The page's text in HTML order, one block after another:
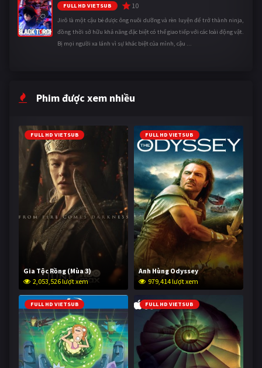
FULL HD VIETSUB 10
Jirô là một cậu bé được ông nuôi dưỡng và rèn luyện để trở thành ninja,
đồng thời sở hữu khả năng đặc biệt có thể giao tiếp với các loài động vật.
Bị mọi người xa lánh vì sự khác biệt của mình, cậu ...
Phim được xem nhiều
FULL HD VIETSUB
Gia Tộc Rồng (Mùa 3)
2,053,526 lượt xem
FULL HD VIETSUB
Anh Hùng Odyssey
979,414 lượt xem
FULL HD VIETSUB FULL HD VIETSUB